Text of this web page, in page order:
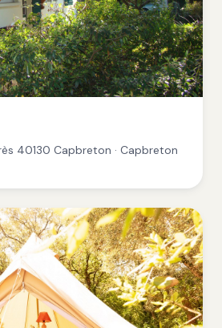
40130 Capbreton · Capbreton